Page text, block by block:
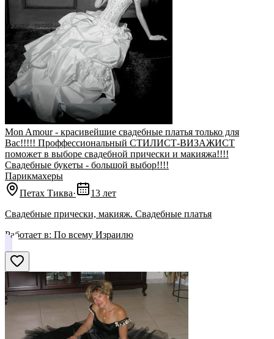
Mon Amour - красивейшие свадебные платья только для
Вас!!!!! Проффессиональный СТИЛИСТ-ВИЗАЖИСТ
поможет в выборе свадебной прически и макияжа!!!!
Cвадебные букеты - большой выбор!!!!
Парикмахеры
Петах Тиква·
13 лет
Свадебные прически, макияж. Свадебные платья
Работает в: По всему Израилю